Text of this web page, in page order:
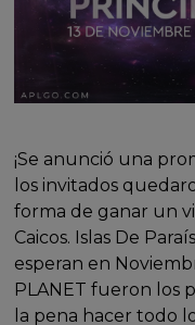
¡Se anunció una
los invitados
forma de ganar un
Caicos. Islas De
esperan en
PLANET fueron los
la pena hacer todo